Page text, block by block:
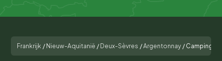
Frankrijk / Nieuw-Aquitanië / Deux-Sèvres /Argentonnay / Camping